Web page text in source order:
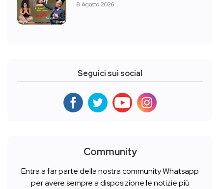
8 Agosto 2026
Seguici sui social
Community
Entra a far parte della nostra community Whatsapp
per avere sempre a disposizione le notizie più